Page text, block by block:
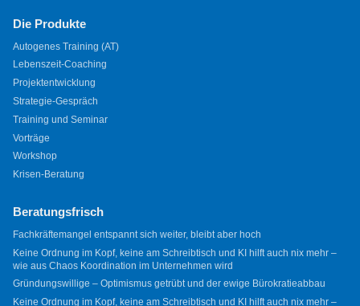
Die Produkte
Autogenes Training (AT)
Lebenszeit-Coaching
Projektentwicklung
Strategie-Gespräch
Training und Seminar
Vorträge
Workshop
Krisen-Beratung
Beratungsfrisch
Fachkräftemangel entspannt sich weiter, bleibt aber hoch
Keine Ordnung im Kopf, keine am Schreibtisch und KI hilft auch nix mehr –
wie aus Chaos Koordination im Unternehmen wird
Gründungswillige – Optimismus getrübt und der ewige Bürokratieabbau
Keine Ordnung im Kopf, keine am Schreibtisch und KI hilft auch nix mehr –